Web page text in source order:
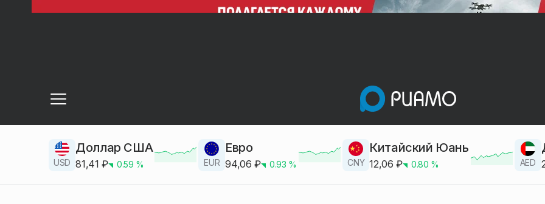
USD
Доллар США
81,41 ₽ 0.59 % EUR
Евро
94,06 ₽ 0.93 % CNY
Китайский Юань
12,06 ₽ 0.80 % AED